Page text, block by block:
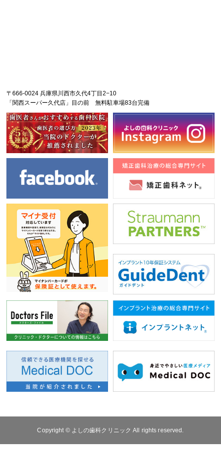
〒666-0024 兵庫県川西市久代4丁目2−10
「関西スーパー久代店」目の前 無料駐車場83台完備
Copyright © よしの歯科クリニック All rights reserved.